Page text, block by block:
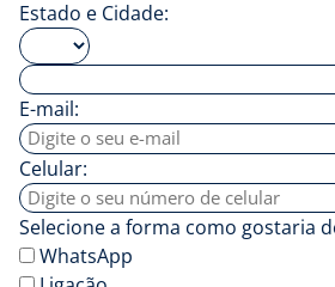
Estado e Cidade:
E-mail:
Celular:
Selecione a forma como gostaria
WhatsApp